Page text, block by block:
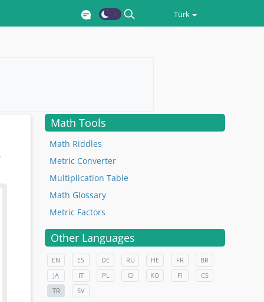
Türk
Math Tools
Math Riddles
Metric Converter
Multiplication Table
Math Glossary
Metric Factors
Other Languages
EN ES DE RU HE FR
BR
JA
IT PL ID KO FI
CS
TR
SV